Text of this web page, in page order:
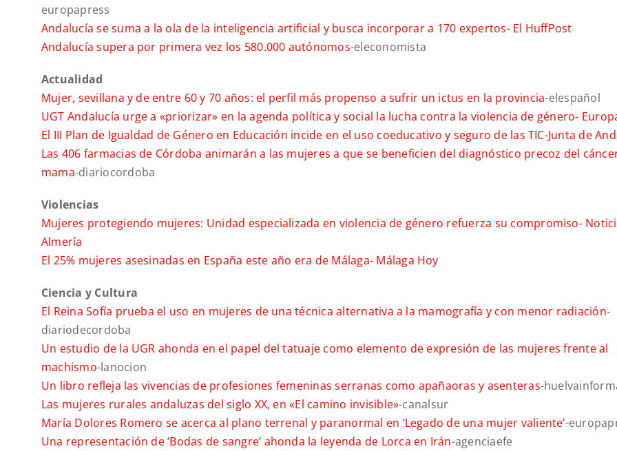
europapress
Andalucía se suma a la ola de la inteligencia artificial y busca incorporar a 170 expertos- El HuffPost
Andalucía supera por primera vez los 580.000 autónomos-eleconomista
Actualidad
Mujer, sevillana y de entre 60 y 70 años: el perfil más propenso a sufrir un ictus en la provincia-elespañol
UGT Andalucía urge a «priorizar» en la agenda política y social la lucha contra la violencia de género-
El III Plan de Igualdad de Género en Educación incide en el uso coeducativo y seguro de las TIC-Junta de
Las 406 farmacias de Córdoba animarán a las mujeres a que se beneficien del diagnóstico precoz del
mama-diariocordoba
Violencias
Mujeres protegiendo mujeres: Unidad especializada en violencia de género refuerza su compromiso-
Almería
El 25% mujeres asesinadas en España este año era de Málaga- Málaga Hoy
Ciencia y Cultura
El Reina Sofía prueba el uso en mujeres de una técnica alternativa a la mamografía y con menor radiación-
diariodecordoba
Un estudio de la UGR ahonda en el papel del tatuaje como elemento de expresión de las mujeres frente al
machismo-lanocion
Un libro refleja las vivencias de profesiones femeninas serranas como apañaoras y asenteras-
Las mujeres rurales andaluzas del siglo XX, en «El camino invisible»-canalsur
María Dolores Romero se acerca al plano terrenal y paranormal en ‘Legado de una mujer valiente’-
Una representación de ‘Bodas de sangre’ ahonda la leyenda de Lorca en Irán-agenciaefe